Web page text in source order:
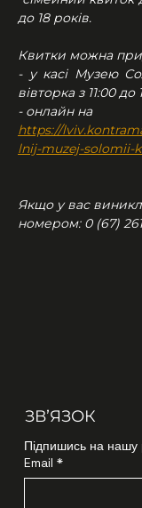
до 18 років.
Квитки можна
- у касі Музею
вівторка з 11:00 до
- онлайн на
https://
lnij-muzej-solomii-
Якщо у вас
номером: 0 (67)
ЗВʼЯЗОК
Підпишись на нашу
Email *